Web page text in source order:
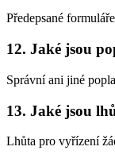
Předepsané
12. Jaké jsou
Správní ani jiné
13. Jaké jsou
Lhůta pro vyřízení